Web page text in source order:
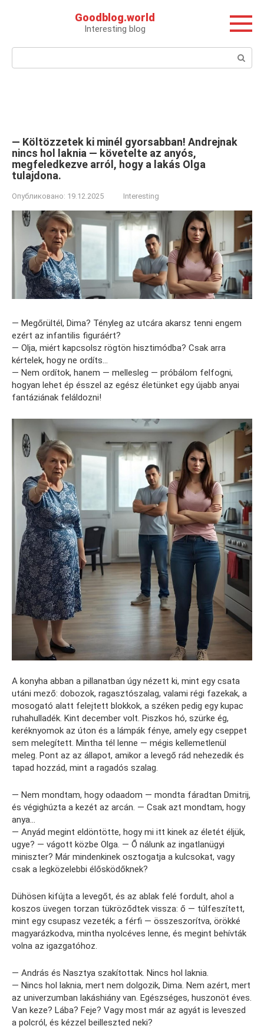
Goodblog.world
Interesting blog
Поиск:
— Költözzetek ki minél gyorsabban! Andrejnak
nincs hol laknia — követelte az anyós,
megfeledkezve arról, hogy a lakás Olga
tulajdona.
Опубликовано: 19.12.2025 Interesting
— Megőrültél, Dima? Tényleg az utcára akarsz tenni engem
ezért az infantilis figuráért?
— Olja, miért kapcsolsz rögtön hisztimódba? Csak arra
kértelek, hogy ne ordíts…
— Nem ordítok, hanem — mellesleg — próbálom felfogni,
hogyan lehet ép ésszel az egész életünket egy újabb anyai
fantáziának feláldozni!
A konyha abban a pillanatban úgy nézett ki, mint egy csata
utáni mező: dobozok, ragasztószalag, valami régi fazekak, a
mosogató alatt felejtett blokkok, a széken pedig egy kupac
ruhahulladék. Kint december volt. Piszkos hó, szürke ég,
keréknyomok az úton és a lámpák fénye, amely egy cseppet
sem melegített. Mintha tél lenne — mégis kellemetlenül
meleg. Pont az az állapot, amikor a levegő rád nehezedik és
tapad hozzád, mint a ragadós szalag.
— Nem mondtam, hogy odaadom — mondta fáradtan Dmitrij,
és végighúzta a kezét az arcán. — Csak azt mondtam, hogy
anya…
— Anyád megint eldöntötte, hogy mi itt kinek az életét éljük,
ugye? — vágott közbe Olga. — Ő nálunk az ingatlanügyi
miniszter? Már mindenkinek osztogatja a kulcsokat, vagy
csak a legközelebbi élősködőknek?
Dühösen kifújta a levegőt, és az ablak felé fordult, ahol a
koszos üvegen torzan tükröződtek vissza: ő — túlfeszített,
mint egy csupasz vezeték; a férfi — összeszorítva, örökké
magyarázkodva, mintha nyolcéves lenne, és megint behívták
volna az igazgatóhoz.
— András és Nasztya szakítottak. Nincs hol laknia.
— Nincs hol laknia, mert nem dolgozik, Dima. Nem azért, mert
az univerzumban lakáshiány van. Egészséges, huszonöt éves.
Van keze? Lába? Feje? Vagy most már az agyát is leveszed
a polcról, és kézzel beilleszted neki?